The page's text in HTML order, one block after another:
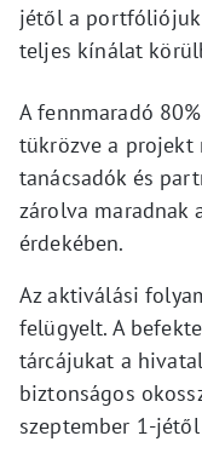
jétől a portfóliójuk
teljes kínálat
A fennmaradó
tükrözve a projekt
tanácsadók és
zárolva maradnak
érdekében.
Az aktiválási
felügyelt. A
tárcájukat a
biztonságos
szeptember 1-